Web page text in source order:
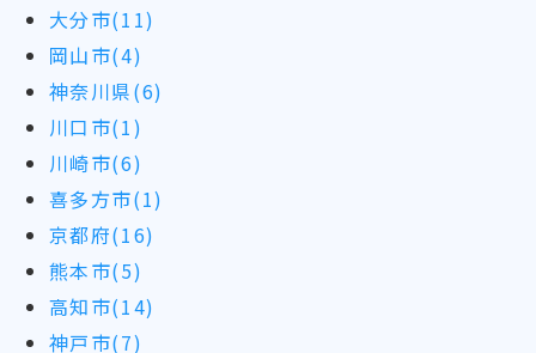
大分市(11)
岡山市(4)
神奈川県(6)
川口市(1)
川崎市(6)
喜多方市(1)
京都府(16)
熊本市(5)
高知市(14)
神戸市(7)